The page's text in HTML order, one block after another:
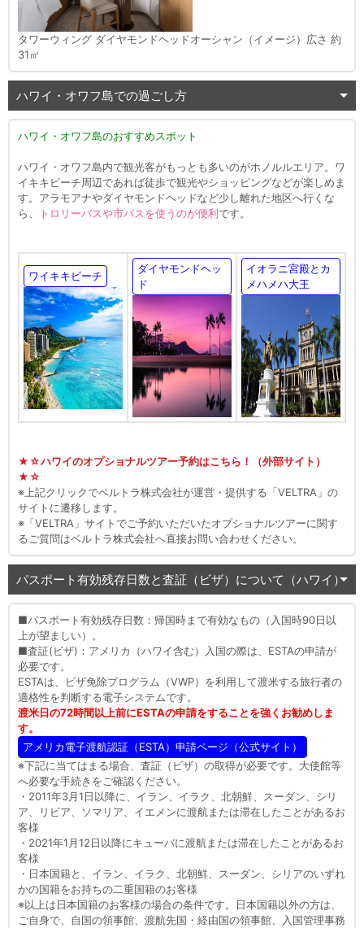
タワーウィング ダイヤモンドヘッドオーシャン（イメージ）広さ 約
31㎡
ハワイ・オワフ島での過ごし方
ハワイ・オワフ島のおすすめスポット
ハワイ・オワフ島内で観光客がもっとも多いのがホノルルエリア。ワ
イキキビーチ周辺であれば徒歩で観光やショッピングなどが楽しめま
す。アラモアナやダイヤモンドヘッドなど少し離れた地区へ行くな
ら、
トロリーバスや市バスを使うのが便利です。
ワイキキビーチ
ダイヤモンドヘッ
ド
イオラニ宮殿とカ
メハメハ大王
★☆ハワイのオプショナルツアー予約はこちら！（外部サイト）
★☆
※上記クリックでベルトラ株式会社が運営・提供する「VELTRA」の
サイトに遷移します。
※「VELTRA」サイトでご予約いただいたオプショナルツアーに関す
るご質問はベルトラ株式会社へ直接お問い合わせください。
パスポート有効残存日数と査証（ビザ）について（ハワイ）
■パスポート有効残存日数：帰国時まで有効なもの（入国時90日以
上が望ましい）。
■査証(ビザ)：アメリカ（ハワイ含む）入国の際は、ESTAの申請が
必要です。
ESTAは、ビザ免除プログラム（VWP）を利用して渡米する旅行者の
適格性を判断する電子システムです。
渡米日の72時間以上前にESTAの申請をすることを強くお勧めしま
す。
アメリカ電子渡航認証（ESTA）申請ページ（公式サイト）
※下記に当てはまる場合、査証（ビザ）の取得が必要です。大使館等
へ必要な手続きをご確認ください。
・2011年3月1日以降に、イラン、イラク、北朝鮮、スーダン、シリ
ア、リビア、ソマリア、イエメンに渡航または滞在したことがあるお
客様
・2021年1月12日以降にキューバに渡航または滞在したことがあるお
客様
・日本国籍と、イラン、イラク、北朝鮮、スーダン、シリアのいずれ
かの国籍をお持ちの二重国籍のお客様
※以上は日本国籍のお客様の場合の条件です。日本国籍以外の方は、
ご自身で、自国の領事館、渡航先国・経由国の領事館、入国管理事務